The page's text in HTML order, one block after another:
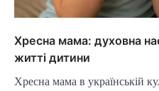
Хресна мама: духовна
житті дитини
Хресна мама в українській